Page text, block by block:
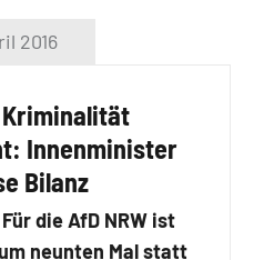
2016
Innenminister
Bilanz
Für die AfD NRW ist
neunten Mal statt